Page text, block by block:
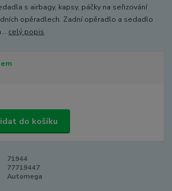
s airbagy, kapsy, páčky na seřizování
opěradlech. Zadní opěradlo a sedadlo
celý popis
do košíku
71944
77719447
Automega